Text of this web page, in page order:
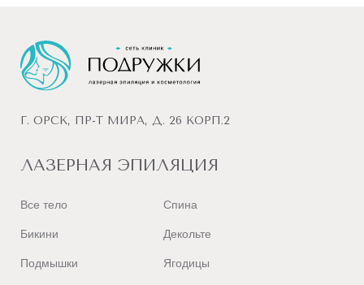
Г. ОРСК, ПР-Т МИРА, Д. 26 КОРП.2
ЛАЗЕРНАЯ ЭПИЛЯЦИЯ
Все тело
Бикини
Подмышки
Спина
Декольте
Ягодицы